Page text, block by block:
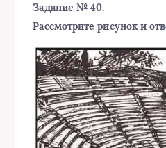
Задание № 40.
Рассмотрите рисунок и